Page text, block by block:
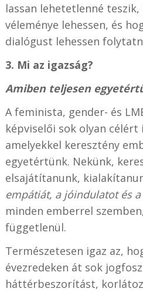
lassan lehetetlenné
véleménye lehessen, és
dialógust lehessen
3. Mi az igazság?
Amiben teljesen
A feminista, gender- és
képviselői sok olyan célért
amelyekkel keresztény
egyetértünk. Nekünk,
elsajátítanunk,
empátiát, a jóindulatot és a
minden emberrel
függetlenül.
Természetesen igaz az,
évezredeken át sok
háttérbeszorítást,